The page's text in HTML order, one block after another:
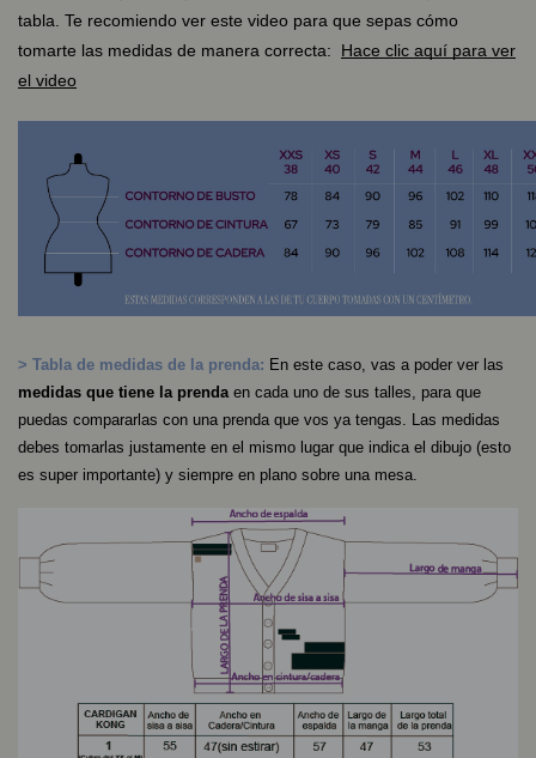
tabla. Te recomiendo ver este video para que sepas cómo
tomarte las medidas de manera correcta: Hace clic aquí para ver
el video
> Tabla de medidas de la prenda: En este caso, vas a poder ver las
medidas que tiene la prenda en cada uno de sus talles, para que
puedas compararlas con una prenda que vos ya tengas. Las medidas
debes tomarlas justamente en el mismo lugar que indica el dibujo (esto
es super importante) y siempre en plano sobre una mesa.